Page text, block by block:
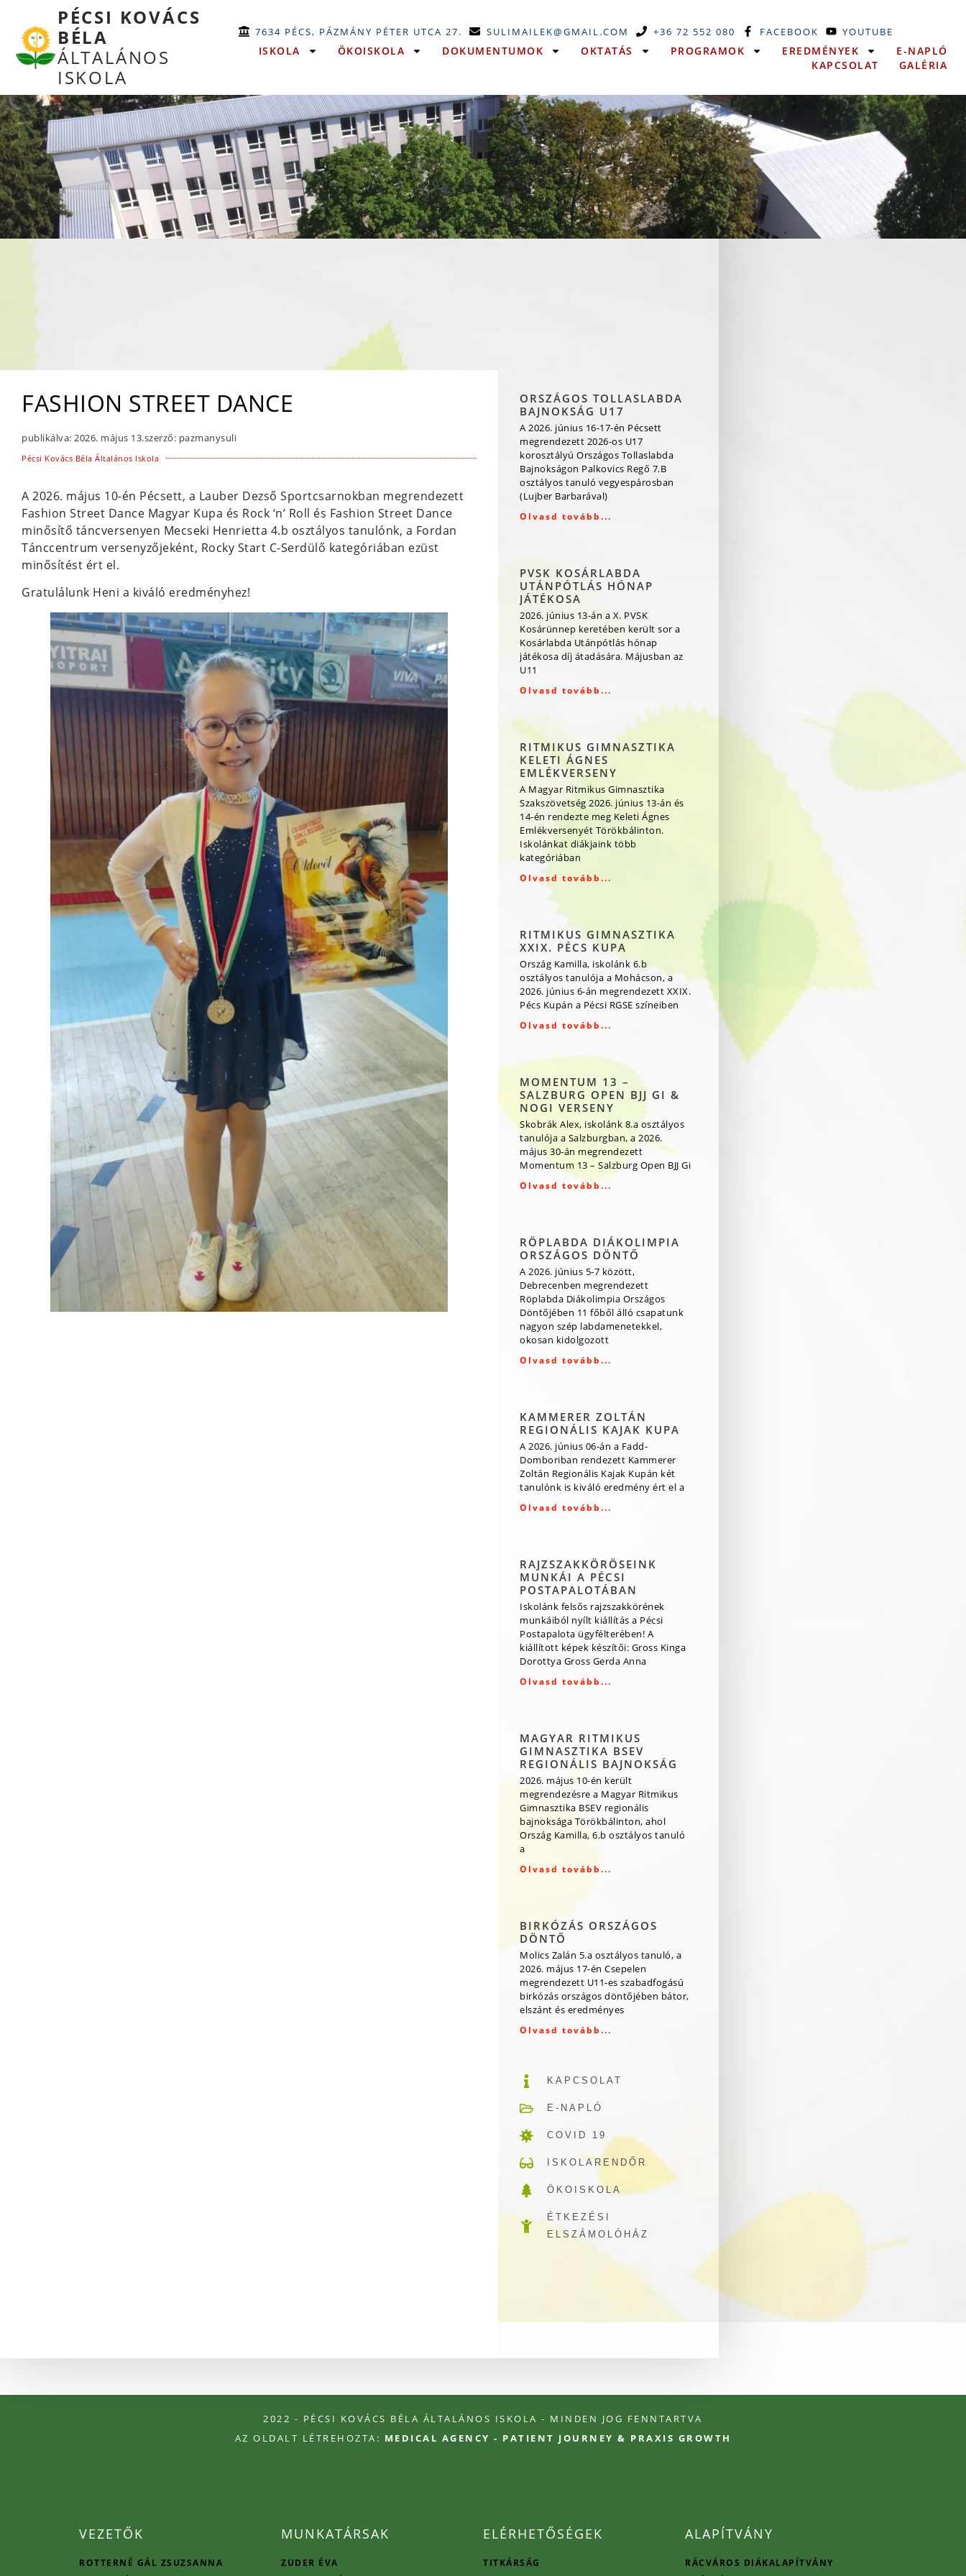
PÉCSI KOVÁCS
BÉLA
ÁLTALÁNOS
ISKOLA
7634 PÉCS, PÁZMÁNY PÉTER UTCA 27. SULIMAILEK@GMAIL.COM +36 72 552 080 FACEBOOK YOUTUBE
ISKOLA ÖKOISKOLA DOKUMENTUMOK OKTATÁS PROGRAMOK EREDMÉNYEK
E-NAPLÓ
KAPCSOLAT
GALÉRIA
FASHION STREET DANCE
publikálva: 2026. május 13.szerző: pazmanysuli
Pécsi Kovács Béla Általános Iskola
A 2026. május 10-én Pécsett, a Lauber Dezső Sportcsarnokban megrendezett
Fashion Street Dance Magyar Kupa és Rock ‘n’ Roll és Fashion Street Dance
minősítő táncversenyen Mecseki Henrietta 4.b osztályos tanulónk, a Fordan
Tánccentrum versenyzőjeként, Rocky Start C-Serdülő kategóriában ezüst
minősítést ért el.
Gratulálunk Heni a kiváló eredményhez!
ORSZÁGOS TOLLASLABDA
BAJNOKSÁG U17
A 2026. június 16-17-én Pécsett
megrendezett 2026-os U17
korosztályú Országos Tollaslabda
Bajnokságon Palkovics Regő 7.B
osztályos tanuló vegyespárosban
(Lujber Barbarával)
Olvasd tovább...
PVSK KOSÁRLABDA
UTÁNPÓTLÁS HÓNAP
JÁTÉKOSA
2026. június 13-án a X. PVSK
Kosárünnep keretében került sor a
Kosárlabda Utánpótlás hónap
játékosa díj átadására. Májusban az
U11
Olvasd tovább...
RITMIKUS GIMNASZTIKA
KELETI ÁGNES
EMLÉKVERSENY
A Magyar Ritmikus Gimnasztika
Szakszövetség 2026. június 13-án és
14-én rendezte meg Keleti Ágnes
Emlékversenyét Törökbálinton.
Iskolánkat diákjaink több
kategóriában
Olvasd tovább...
RITMIKUS GIMNASZTIKA
XXIX. PÉCS KUPA
Ország Kamilla, iskolánk 6.b
osztályos tanulója a Mohácson, a
2026. június 6-án megrendezett XXIX.
Pécs Kupán a Pécsi RGSE színeiben
Olvasd tovább...
MOMENTUM 13 –
SALZBURG OPEN BJJ GI &
NOGI VERSENY
Skobrák Alex, iskolánk 8.a osztályos
tanulója a Salzburgban, a 2026.
május 30-án megrendezett
Momentum 13 – Salzburg Open BJJ Gi
Olvasd tovább...
RÖPLABDA DIÁKOLIMPIA
ORSZÁGOS DÖNTŐ
A 2026. június 5-7 között,
Debrecenben megrendezett
Röplabda Diákolimpia Országos
Döntőjében 11 főből álló csapatunk
nagyon szép labdamenetekkel,
okosan kidolgozott
Olvasd tovább...
KAMMERER ZOLTÁN
REGIONÁLIS KAJAK KUPA
A 2026. június 06-án a Fadd-
Domboriban rendezett Kammerer
Zoltán Regionális Kajak Kupán két
tanulónk is kiváló eredmény ért el a
Olvasd tovább...
RAJZSZAKKÖRÖSEINK
MUNKÁI A PÉCSI
POSTAPALOTÁBAN
Iskolánk felsős rajzszakkörének
munkáiból nyílt kiállítás a Pécsi
Postapalota ügyfélterében! A
kiállított képek készítői: Gross Kinga
Dorottya Gross Gerda Anna
Olvasd tovább...
MAGYAR RITMIKUS
GIMNASZTIKA BSEV
REGIONÁLIS BAJNOKSÁG
2026. május 10-én került
megrendezésre a Magyar Ritmikus
Gimnasztika BSEV regionális
bajnoksága Törökbálinton, ahol
Ország Kamilla, 6.b osztályos tanuló
a
Olvasd tovább...
BIRKÓZÁS ORSZÁGOS
DÖNTŐ
Molics Zalán 5.a osztályos tanuló, a
2026. május 17-én Csepelen
megrendezett U11-es szabadfogású
birkózás országos döntőjében bátor,
elszánt és eredményes
Olvasd tovább...
KAPCSOLAT
E-NAPLÓ
COVID 19
ISKOLARENDŐR
ÖKOISKOLA
ÉTKEZÉSI
ELSZÁMOLÓHÁZ
2022 - PÉCSI KOVÁCS BÉLA ÁLTALÁNOS ISKOLA - MINDEN JOG FENNTARTVA
AZ OLDALT LÉTREHOZTA: MEDICAL AGENCY - PATIENT JOURNEY & PRAXIS GROWTH
VEZETŐK
ROTTERNÉ GÁL ZSUZSANNA
MUNKATÁRSAK
ZUDER ÉVA
ELÉRHETŐSÉGEK
TITKÁRSÁG
ALAPÍTVÁNY
RÁCVÁROS DIÁKALAPÍTVÁNY